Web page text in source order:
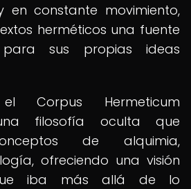
en constante movimiento,
herméticos una fuente
sus propias ideas
Corpus Hermeticum
filosofía oculta que
de alquimia,
ofreciendo una visión
iba más allá de lo